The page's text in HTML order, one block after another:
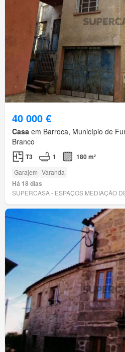
40 000 €
Casa em Barroca, Município de
Branco
T3 1 180 m²
Garajem Varanda
Há 18 dias
SUPERCASA - ESPAÇOS MEDIAÇÃO